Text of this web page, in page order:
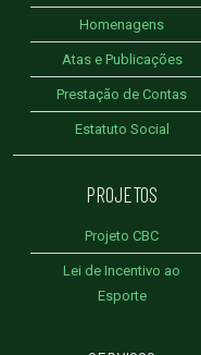
Homenagens
Atas e Publicações
Prestação de Contas
Estatuto Social
PROJETOS
Projeto CBC
Lei de Incentivo ao
Esporte